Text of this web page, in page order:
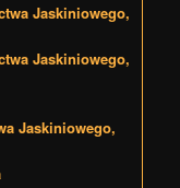
Jaskiniowego,
Jaskiniowego,
Jaskiniowego,